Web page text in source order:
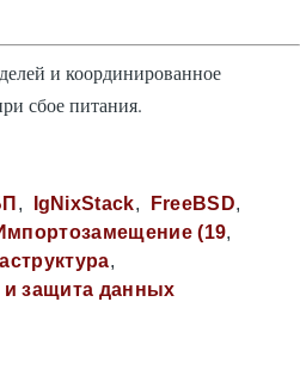
и координированное
сбое питания.
IgNixStack
FreeBSD
(19
и защита данных